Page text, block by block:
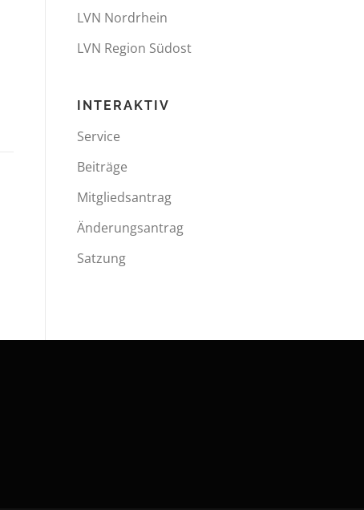
LVN Nordrhein
LVN Region Südost
INTERAKTIV
Service
Beiträge
Mitgliedsantrag
Änderungsantrag
Satzung